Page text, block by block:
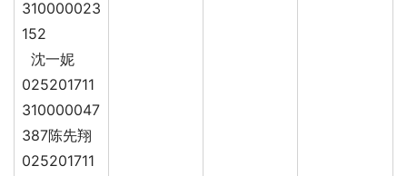
310000023
152
沈一妮
025201711
310000047
387陈先翔
025201711